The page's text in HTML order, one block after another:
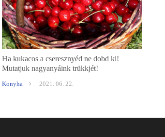
Ha kukacos a cseresznyéd ne dobd ki!
Mutatjuk nagyanyáink trükkjét!
Konyha 2021. 06. 22.